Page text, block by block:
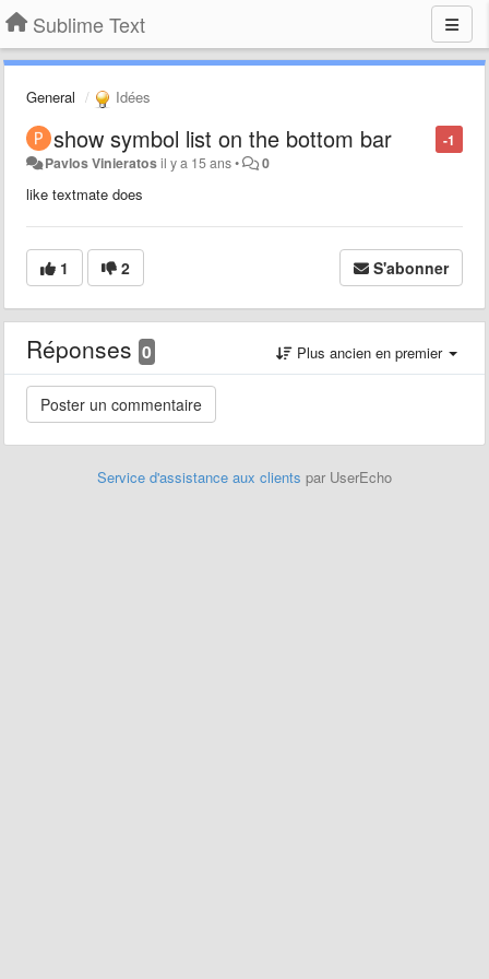
Sublime Text
General Idées
-1
show symbol list on the bottom bar
Pavlos Vinieratosil y a 15 ans• 0
like textmate does
1 2 S'abonner
Réponses 0 Plus ancien en premier
Service d'assistance aux clients par UserEcho